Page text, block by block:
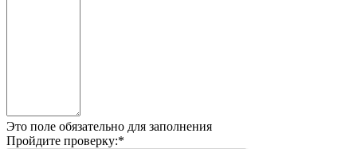
Это поле обязательно для заполнения
Пройдите проверку:*